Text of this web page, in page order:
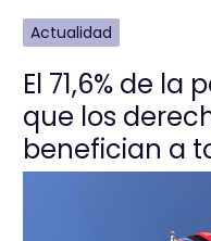
Actualidad
El 71,6% de
que los
benefician a